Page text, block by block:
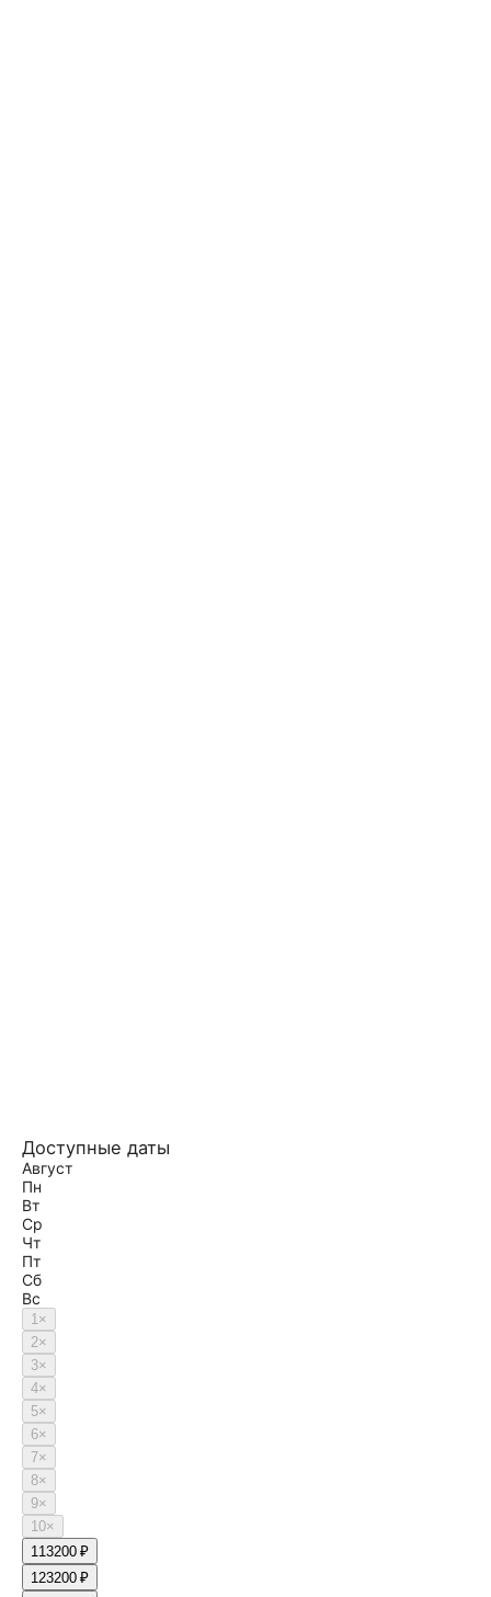
Доступные даты
Август
Пн
Вт
Ср
Чт
Пт
Сб
Вс
1×
2×
3×
4×
5×
6×
7×
8×
9×
10×
113200 ₽
123200 ₽